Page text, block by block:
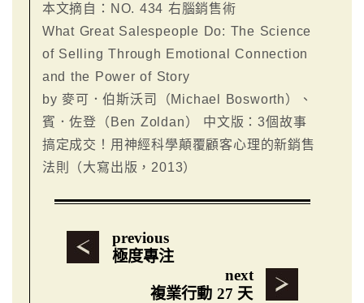
本文摘自：NO. 434 右腦銷售術
What Great Salespeople Do: The Science
of Selling Through Emotional Connection
and the Power of Story
by 麥可．伯斯沃司（Michael Bosworth）、
賓．佐登（Ben Zoldan） 中文版：3個故事
搞定成交！用神經科學顛覆顧客心理的新銷售
法則（大寫出版，2013）
previous
極度專注
next
複業行動 27 天